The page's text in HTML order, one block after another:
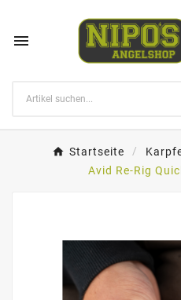

Startseite
Avid Re-Rig